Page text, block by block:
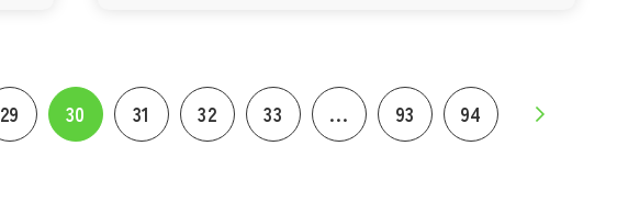
29 30 31 32 33 ... 93 94